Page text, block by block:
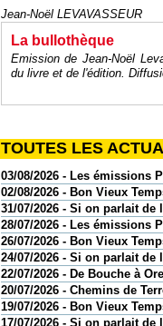
Jean-Noël LEVAVASSEUR
La bullothèque
Emission de Jean-Noël
du livre et de l'édition.
TOUTES LES
03/08/2026 - Les émissions
02/08/2026 - Bon Vieux
31/07/2026 - Si on parlait de
28/07/2026 - Les émissions
26/07/2026 - Bon Vieux
24/07/2026 - Si on parlait de
22/07/2026 - De Bouche à
20/07/2026 - Chemins de
19/07/2026 - Bon Vieux
17/07/2026 - Si on parlait de